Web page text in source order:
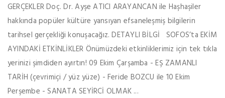
GERÇEKLER Doç. Dr. Ayşe ATICI ARAYANCAN ile Haşhaşiler
hakkında popüler kültüre yansıyan efsaneleşmiş bilgilerin
tarihsel gerçekliği konuşacağız. DETAYLI BİLGİ SOFOS’ta EKİM
AYINDAKİ ETKİNLİKLER Önümüzdeki etkinliklerimiz için tek tıkla
yerinizi şimdiden ayırtın! 09 Ekim Çarşamba - EŞ ZAMANLI
TARİH (çevrimiçi / yüz yüze) - Feride BOZCU ile 10 Ekim
Perşembe - SANATA SEYİRCİ OLMAK ...